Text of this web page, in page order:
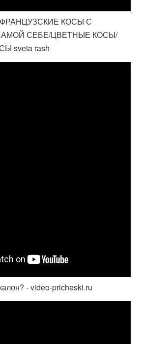
КОСЫ С
СЕБЕ/ЦВЕТНЫЕ КОСЫ/
sveta rash
- video-pricheski.ru